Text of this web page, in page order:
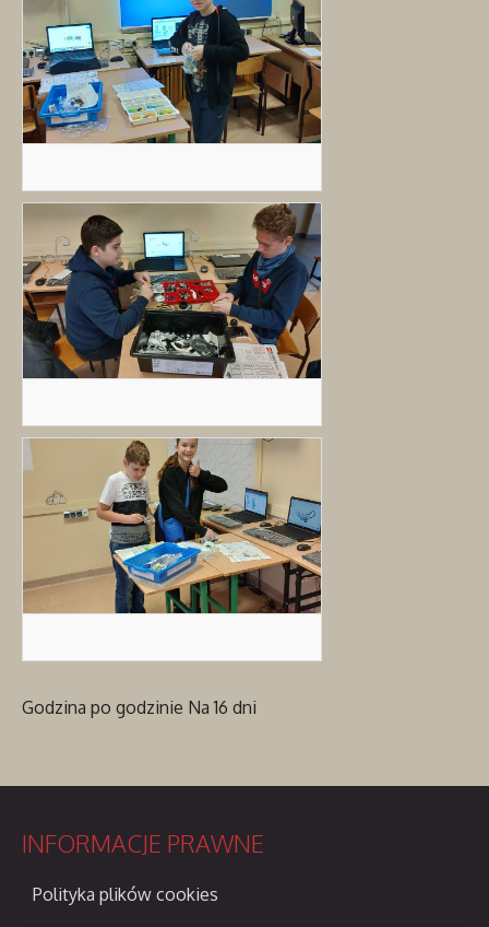
Godzina po godzinie Na 16 dni
INFORMACJE PRAWNE
Polityka plików cookies